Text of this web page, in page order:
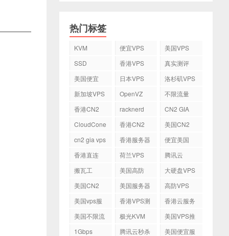
热门标签
KVM 便宜VPS
美国VPS
SSD
香港VPS
真实测评
美国便宜
日本VPS
洛杉矶VPS
新加坡VPS
OpenVZ
不限流量
香港CN2
racknerd
CN2 GIA
CloudCone
香港CN2
美国CN2
cn2 gia vps
香港服务器
便宜美国
香港直连
荷兰VPS
腾讯云
搬瓦工
美国高防
大硬盘VPS
美国CN2
美国服务器
高防VPS
美国vps服
香港VPS测
香港云服务
美国不限流
极光KVM
美国VPS推
1Gbps 腾讯云秒杀
美国便宜服